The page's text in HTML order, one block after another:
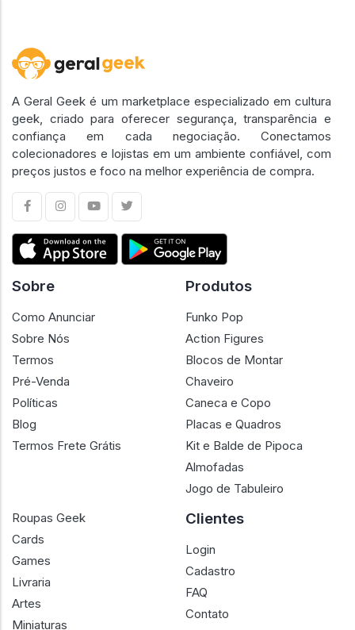
A Geral Geek é um marketplace especializado em cultura
geek, criado para oferecer segurança, transparência e
confiança em cada negociação. Conectamos
colecionadores e lojistas em um ambiente confiável, com
preços justos e foco na melhor experiência de compra.
Sobre
Como Anunciar
Sobre Nós
Termos
Pré-Venda
Políticas
Blog
Termos Frete Grátis
Produtos
Funko Pop
Action Figures
Blocos de Montar
Chaveiro
Caneca e Copo
Placas e Quadros
Kit e Balde de Pipoca
Almofadas
Jogo de Tabuleiro
Roupas Geek
Cards
Games
Livraria
Artes
Miniaturas
Clientes
Login
Cadastro
FAQ
Contato